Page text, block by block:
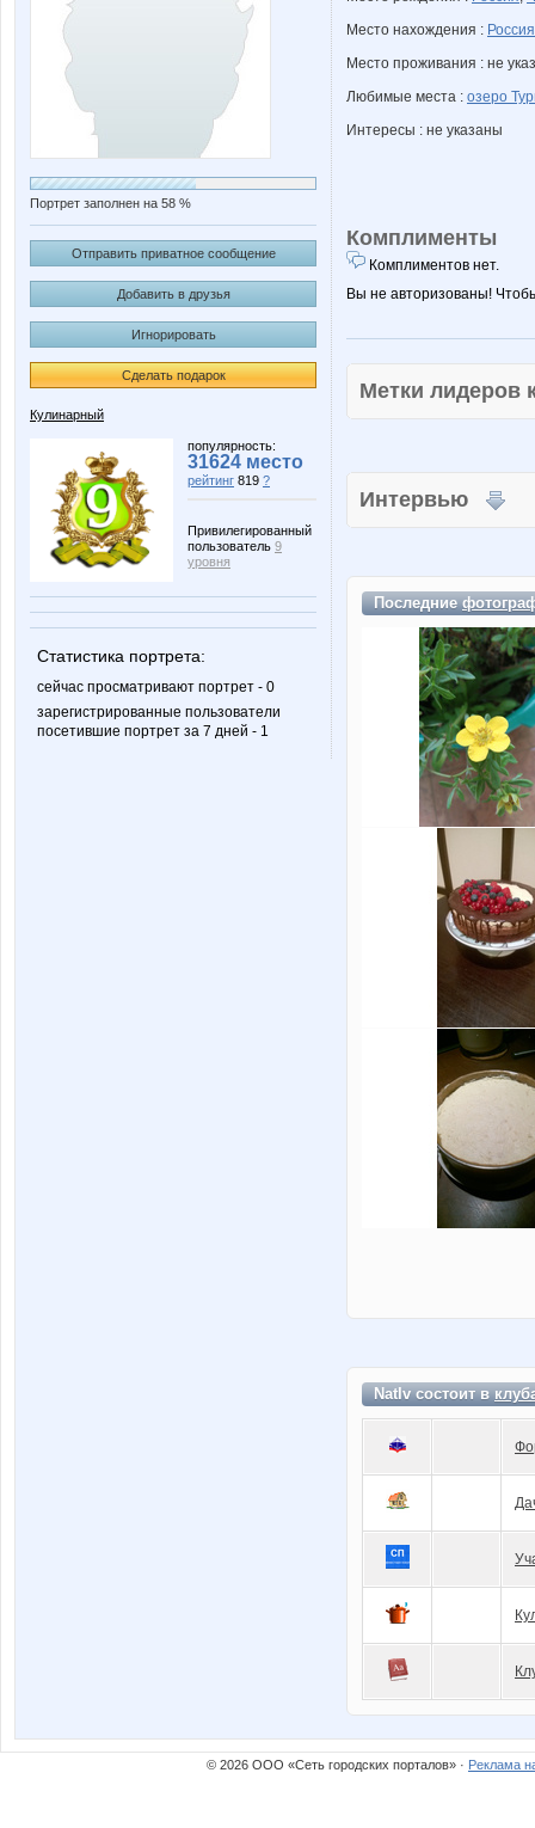
Портрет заполнен на 58 %
Отправить приватное сообщение
Добавить в друзья
Игнорировать
Сделать подарок
Кулинарный
популярность:
31624 место
рейтинг 819 ?
Привилегированный
пользователь 9
уровня
Статистика портрета:
сейчас просматривают портрет - 0
зарегистрированные пользователи
посетившие портрет за 7 дней - 1
Место нахождения : Россия
Место проживания : не
Любимые места : озеро
Интересы : не указаны
Комплименты
Комплиментов нет.
Вы не авторизованы!
Метки
Интервью
Последние
NatIv состоит в
© 2026 ООО «Сеть городских порталов» · Реклама